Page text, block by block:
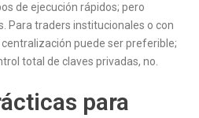
de ejecución rápidos; pero
Para traders institucionales o con
puede ser preferible;
total de claves privadas, no.
para